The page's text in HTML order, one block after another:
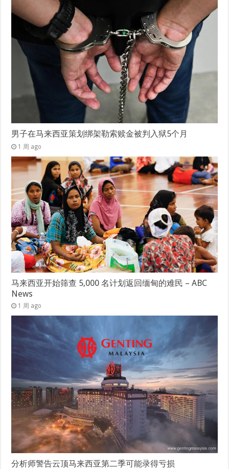
男子在马来西亚策划绑架勒索赎金被判入狱5个月
1 周 ago
马来西亚开始筛查 5,000 名计划返回缅甸的难民 – ABC
News
1 周 ago
分析师警告云顶马来西亚第二季可能录得亏损